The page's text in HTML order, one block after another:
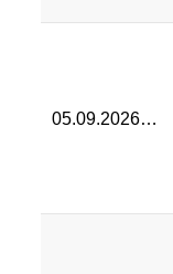
05.09.2026…